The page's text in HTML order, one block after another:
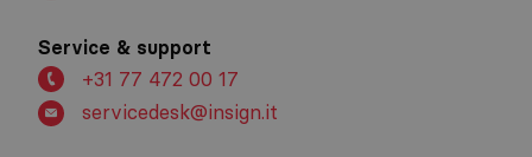
Service & support
+31 77 472 00 17
servicedesk@insign.it